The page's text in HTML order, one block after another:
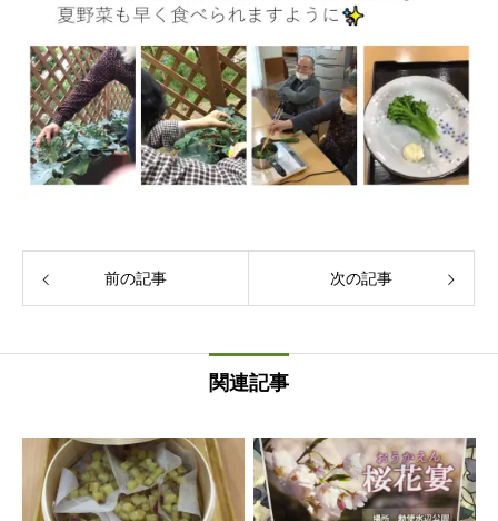
前の記事 次の記事
関連記事